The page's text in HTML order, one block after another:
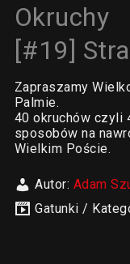
Okruchy
[#19]
Zapraszamy
Palmie.
40 okruchów czyli
sposobów na
Wielkim Poście.
Autor: Adam
Gatunki /